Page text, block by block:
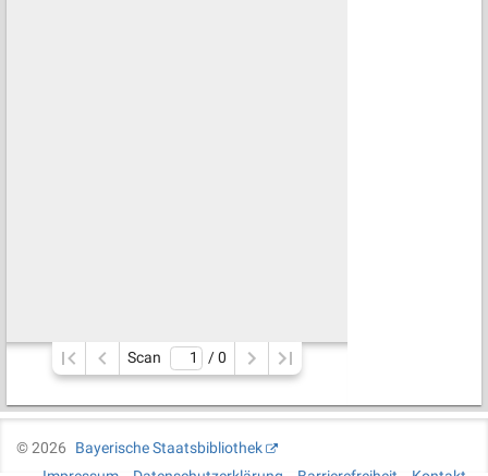
Scan / 0
©2026
Bayerische Staatsbibliothek